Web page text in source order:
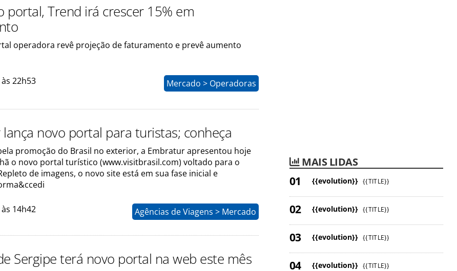
portal, Trend irá crescer 15% em
operadora revê projeção de faturamento e prevê aumento
22h53 Mercado > Operadoras
novo portal para turistas; conheça
promoção do Brasil no exterior, a Embratur apresentou hoje
o novo portal turístico (www.visitbrasil.com) voltado para o
de imagens, o novo site está em sua fase inicial e
14h42 Agências de Viagens > Mercado
Sergipe terá novo portal na web este mês
MAIS LIDAS
{{evolution}} {{TITLE}}
{{evolution}} {{TITLE}}
{{evolution}} {{TITLE}}
{{evolution}} {{TITLE}}